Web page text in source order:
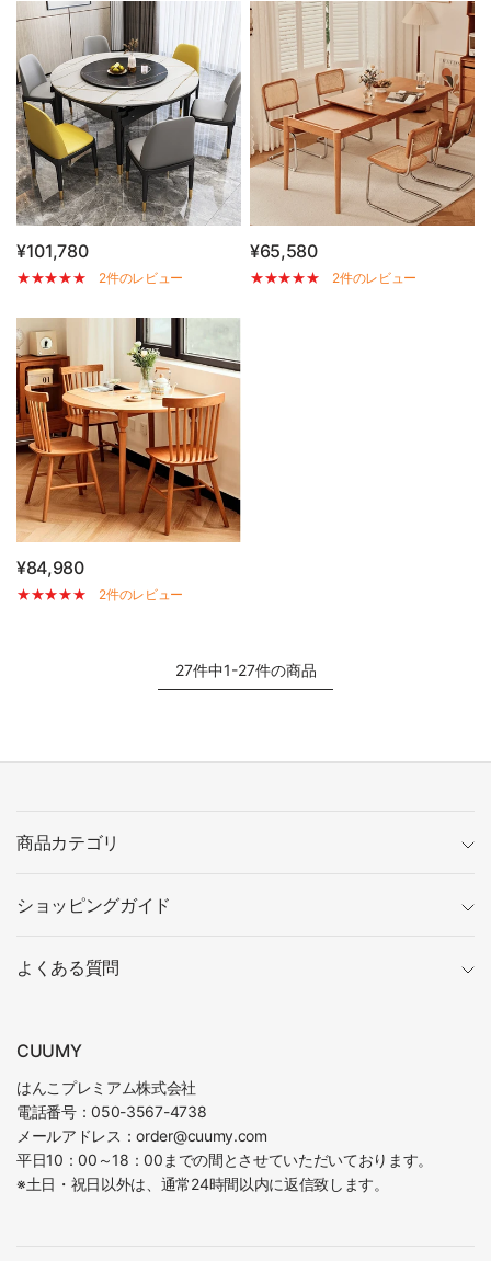
¥101,780
2件のレビュー
¥65,580
2件のレビュー
¥84,980
2件のレビュー
27件中1-27件の商品
商品カテゴリ
ショッピングガイド
よくある質問
CUUMY
はんこプレミアム株式会社
電話番号：050-3567-4738
メールアドレス：order@cuumy.com
平日10：00～18：00までの間とさせていただいております。
※土日・祝日以外は、通常24時間以内に返信致します。